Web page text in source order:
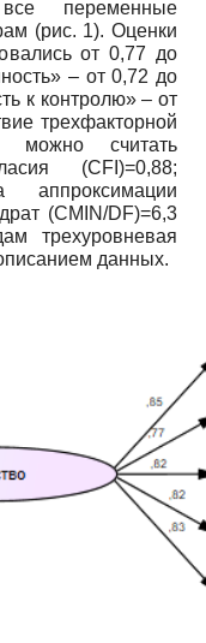
переменные
(рис. 1). Оценки
от 0,77 до
– от 0,72 до
к контролю» – от
трехфакторной
можно считать
(CFI)=0,88;
аппроксимации
(CMIN/DF)=6,3
трехуровневая
данных.